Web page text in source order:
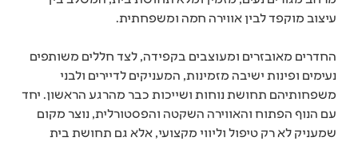
עיצוב מוקפד לבין אווירה חמה ומשפחתית.
החדרים מאובזרים ומעוצבים בקפידה, לצד חללים משותפים
נעימים ופינות ישיבה מזמינות, המעניקים לדיירים ולבני
משפחותיהם תחושת נוחות ושייכות כבר מהרגע הראשון. יחד
עם הנוף הפתוח והאווירה השקטה והפסטורלית, נוצר מקום
שמעניק לא רק טיפול וליווי מקצועי, אלא גם תחושת בית